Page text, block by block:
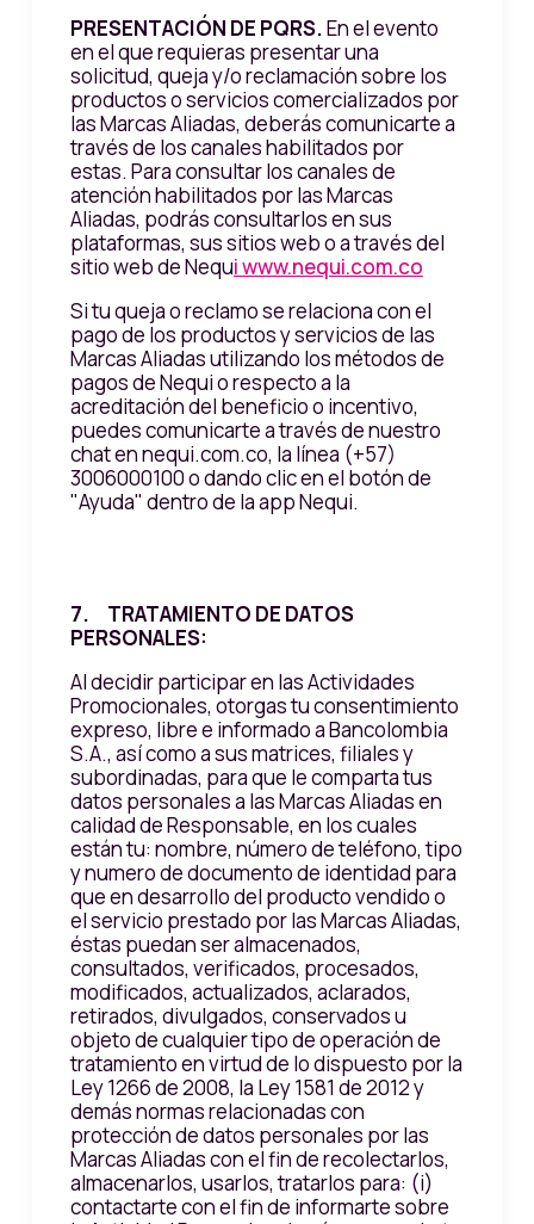
PRESENTACIÓN DE PQRS.En el evento
en el que requieras presentar una
solicitud, queja y/o reclamación sobre los
productos o servicios comercializados por
las Marcas Aliadas, deberás comunicarte a
través de los canales habilitados por
estas. Para consultar los canales de
atención habilitados por las Marcas
Aliadas, podrás consultarlos en sus
plataformas, sus sitios web o a través del
sitio web de Nequi www.nequi.com.co
Si tu queja o reclamo se relaciona con el
pago de los productos y servicios de las
Marcas Aliadas utilizando los métodos de
pagos de Nequi o respecto a la
acreditación del beneficio o incentivo,
puedes comunicarte a través de nuestro
chat en nequi.com.co, la línea (+57)
3006000100 o dando clic en el botón de
"Ayuda" dentro de la app Nequi.
7. TRATAMIENTO DE DATOS
PERSONALES:
Al decidir participar en las Actividades
Promocionales, otorgas tu consentimiento
expreso, libre e informado a Bancolombia
S.A., así como a sus matrices, filiales y
subordinadas, para que le comparta tus
datos personales a las Marcas Aliadas en
calidad de Responsable, en los cuales
están tu: nombre, número de teléfono, tipo
y numero de documento de identidad para
que en desarrollo del producto vendido o
el servicio prestado por las Marcas Aliadas,
éstas puedan ser almacenados,
consultados, verificados, procesados,
modificados, actualizados, aclarados,
retirados, divulgados, conservados u
objeto de cualquier tipo de operación de
tratamiento en virtud de lo dispuesto por la
Ley 1266 de 2008, la Ley 1581 de 2012 y
demás normas relacionadas con
protección de datos personales por las
Marcas Aliadas con el fin de recolectarlos,
almacenarlos, usarlos, tratarlos para: (i)
contactarte con el fin de informarte sobre